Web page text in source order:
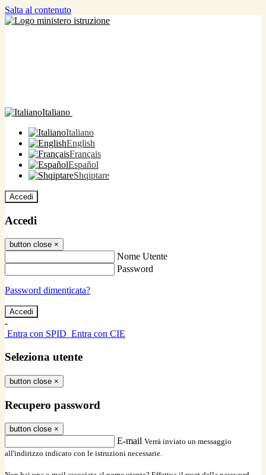
Salta al contenuto
Italiano
Italiano
English
Français
Español
Shqiptare
Accedi
Accedi
button close ×
Nome Utente
Password
Password dimenticata?
-
Entra con SPID Entra con CIE
Seleziona utente
button close ×
Recupero password
button close ×
E-mail Verrà inviato un messaggio
all'indirizzo indicato con le istruzioni necessarie.